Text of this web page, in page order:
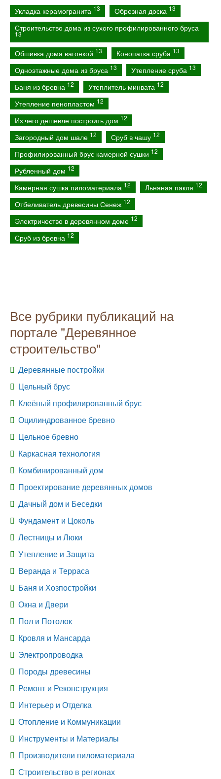
Укладка керамогранита 13 Обрезная доска 13
Строительство дома из сухого профилированного бруса
13
Обшивка дома вагонкой 13 Конопатка сруба 13
Одноэтажные дома из бруса 13 Утепление сруба 13
Баня из бревна 12 Утеплитель минвата 12
Утепление пенопластом 12
Из чего дешевле построить дом 12
Загородный дом шале 12 Сруб в чашу 12
Профилированный брус камерной сушки 12
Рубленный дом 12
Камерная сушка пиломатериала 12 Льняная пакля 12
Отбеливатель древесины Сенеж 12
Электричество в деревянном доме 12
Сруб из бревна 12
Все рубрики публикаций на
портале "Деревянное
строительство"
Деревянные постройки
Цельный брус
Клеёный профилированный брус
Оцилиндрованное бревно
Цельное бревно
Каркасная технология
Комбинированный дом
Проектирование деревянных домов
Дачный дом и Беседки
Фундамент и Цоколь
Лестницы и Люки
Утепление и Защита
Веранда и Терраса
Баня и Хозпостройки
Окна и Двери
Пол и Потолок
Кровля и Мансарда
Электропроводка
Породы древесины
Ремонт и Реконструкция
Интерьер и Отделка
Отопление и Коммуникации
Инструменты и Материалы
Производители пиломатериала
Строительство в регионах